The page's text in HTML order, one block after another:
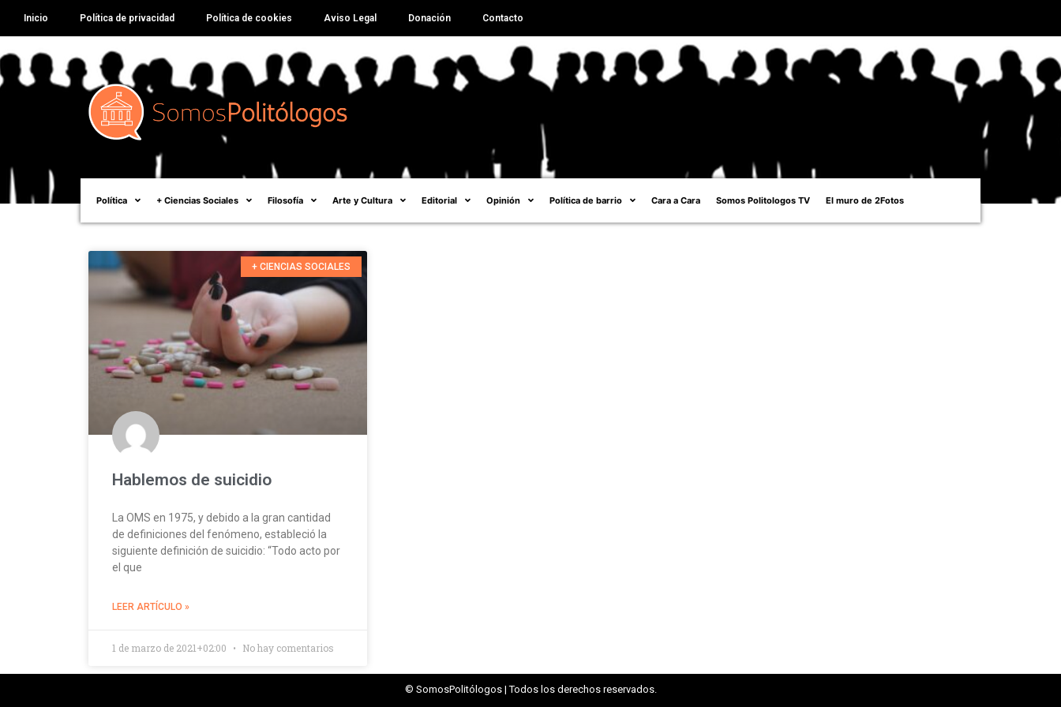
Inicio Política de privacidad Política de cookies Aviso Legal Donación Contacto
Política + Ciencias Sociales Filosofía Arte y Cultura Editorial Opinión Política de barrio Cara a Cara Somos Politologos TV El muro de 2Fotos
+ CIENCIAS SOCIALES
Hablemos de suicidio
La OMS en 1975, y debido a la gran cantidad
de definiciones del fenómeno, estableció la
siguiente definición de suicidio: “Todo acto por
el que
LEER ARTÍCULO »
1 de marzo de 2021+02:00 No hay comentarios
© SomosPolitólogos | Todos los derechos reservados.